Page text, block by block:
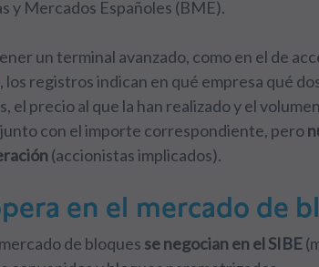
y Mercados Españoles (BME).
un terminal avanzado, como en el de
, los registros indican en qué empresa qué
el precio al que la han realizado y el
junto con el importe correspondiente, pero
(accionistas implicados).
en el mercado de
de bloques se negocian en el SIBE